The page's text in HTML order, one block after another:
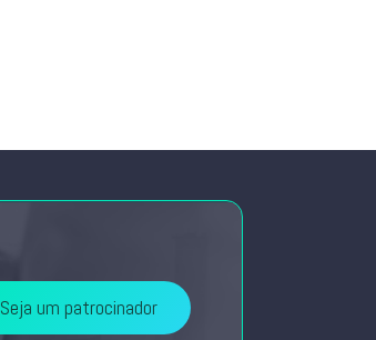
Seja um patrocinador